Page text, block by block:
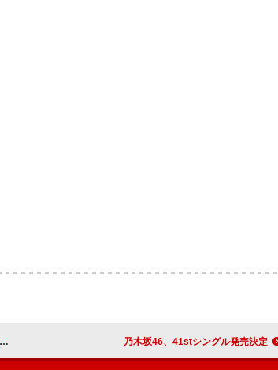
乃木坂46、41stシングル発売決定